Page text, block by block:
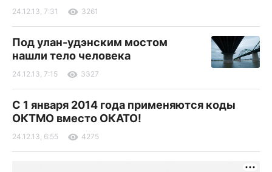
24.12.13, 7:31 3261
Под улан-удэнским мостом
нашли тело человека
24.12.13, 7:15 3327
С 1 января 2014 года применяются коды
ОКТМО вместо ОКАТО!
24.12.13, 6:55 4275